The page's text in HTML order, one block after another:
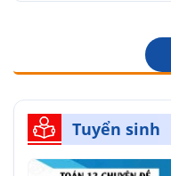
Tuyển sinh